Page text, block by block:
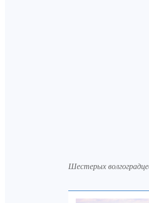
Шестерых